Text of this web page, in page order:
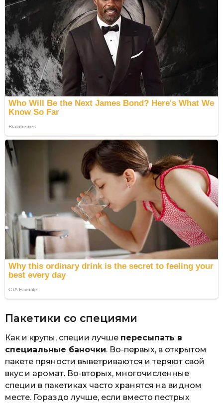
Пакетики со специями
Как и крупы, специи лучше пересыпать в
специальные баночки. Во-первых, в открытом
пакете пряности выветриваются и теряют свой
вкус и аромат. Во-вторых, многочисленные
специи в пакетиках часто хранятся на видном
месте. Гораздо лучше, если вместо пестрых